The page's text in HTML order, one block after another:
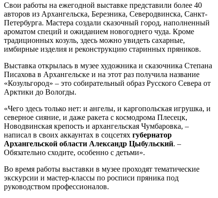
Свои работы на ежегодной выставке представили более 40
авторов из Архангельска, Березника, Северодвинска, Санкт-
Петербурга. Мастера создали сказочный город, наполненный
ароматом специй и ожиданием новогоднего чуда. Кроме
традиционных козуль, здесь можно увидеть сахарные,
имбирные изделия и реконструкцию старинных пряников.
Выставка открылась в музее художника и сказочника Степана
Писахова в Архангельске и на этот раз получила название
«Козульгород» – это собирательный образ Русского Севера от
Арктики до Вологды.
«Чего здесь только нет: и ангелы, и каргопольская игрушка, и
северное сияние, и даже ракета с космодрома Плесецк,
Новодвинская крепость и архангельская Чумбаровка, –
написал в своих аккаунтах в соцсетях губернатор
Архангельской области Александр Цыбульский. –
Обязательно сходите, особенно с детьми».
Во время работы выставки в музее проходят тематические
экскурсии и мастер-классы по росписи пряника под
руководством профессионалов.